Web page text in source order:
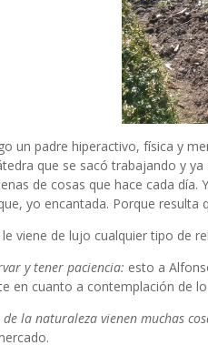
un padre hiperactivo, física y
que se sacó trabajando y
de cosas que hace cada día. Y
yo encantada. Porque
le viene de lujo cualquier tipo de
y tener paciencia: esto a
en cuanto a contemplación de
la naturaleza vienen muchas